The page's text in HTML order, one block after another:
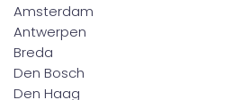
Amsterdam
Antwerpen
Breda
Den Bosch
Den Haag